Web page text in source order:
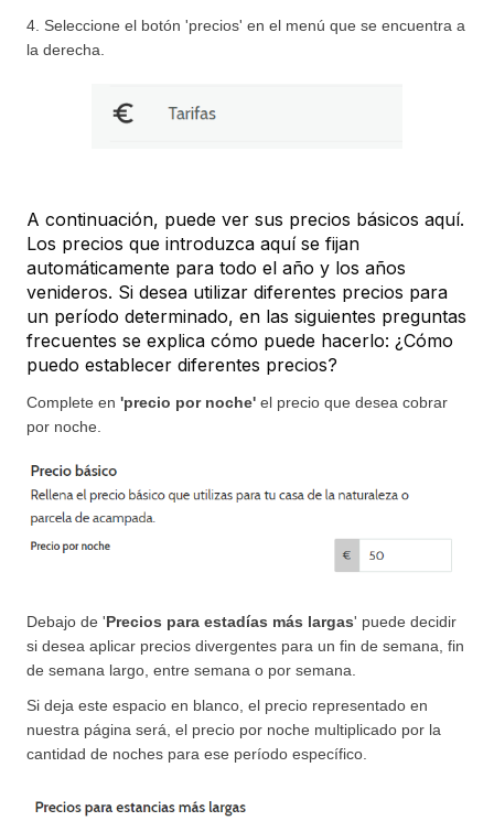
4. Seleccione el botón 'precios' en el menú que se encuentra a
la derecha.
A continuación, puede ver sus precios básicos aquí.
Los precios que introduzca aquí se fijan
automáticamente para todo el año y los años
venideros. Si desea utilizar diferentes precios para
un período determinado, en las siguientes preguntas
frecuentes se explica cómo puede hacerlo: ¿Cómo
puedo establecer diferentes precios?
Complete en 'precio por noche' el precio que desea cobrar
por noche.
Debajo de 'Precios para estadías más largas' puede decidir
si desea aplicar precios divergentes para un fin de semana, fin
de semana largo, entre semana o por semana.
Si deja este espacio en blanco, el precio representado en
nuestra página será, el precio por noche multiplicado por la
cantidad de noches para ese período específico.